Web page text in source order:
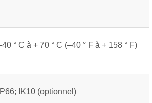
° C à + 70 ° C (–40 ° F à + 158 ° F)
IP66; IK10 (optionnel)